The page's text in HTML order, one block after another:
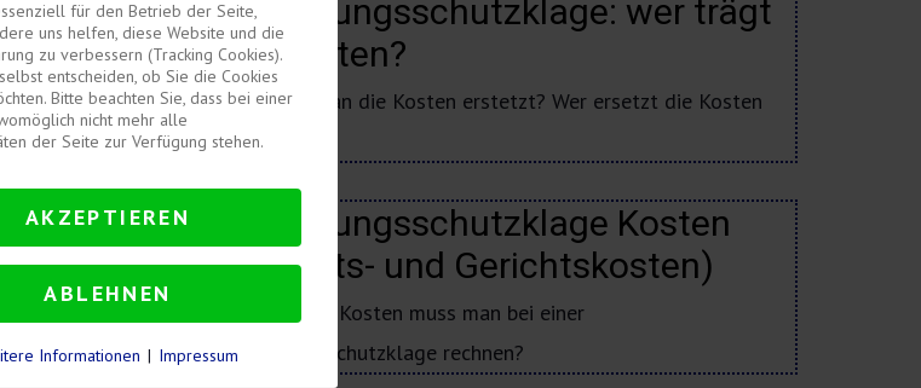
vom
Kündigungsschutzklage: wer trägt
die Kosten?
Bekommt man die Kosten erstetzt? Wer ersetzt die Kosten
und wann?
Kündigungsschutzklage Kosten
(Anwalts- und Gerichtskosten)
Mit welchen Kosten muss man bei einer
Kündigungsschutzklage rechnen?
für den Betrieb der Seite,
uns helfen, diese Website und die
zu verbessern (Tracking Cookies).
entscheiden, ob Sie die Cookies
Bitte beachten Sie, dass bei einer
nicht mehr alle
der Seite zur Verfügung stehen.
AKZEPTIEREN
ABLEHNEN
Informationen | Impressum